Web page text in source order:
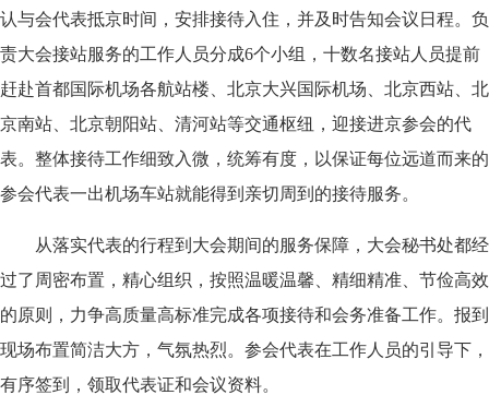
认与会代表抵京时间，安排接待入住，并及时告知会议日程。负
责大会接站服务的工作人员分成6个小组，十数名接站人员提前
赶赴首都国际机场各航站楼、北京大兴国际机场、北京西站、北
京南站、北京朝阳站、清河站等交通枢纽，迎接进京参会的代
表。整体接待工作细致入微，统筹有度，以保证每位远道而来的
参会代表一出机场车站就能得到亲切周到的接待服务。
从落实代表的行程到大会期间的服务保障，大会秘书处都经
过了周密布置，精心组织，按照温暖温馨、精细精准、节俭高效
的原则，力争高质量高标准完成各项接待和会务准备工作。报到
现场布置简洁大方，气氛热烈。参会代表在工作人员的引导下，
有序签到，领取代表证和会议资料。